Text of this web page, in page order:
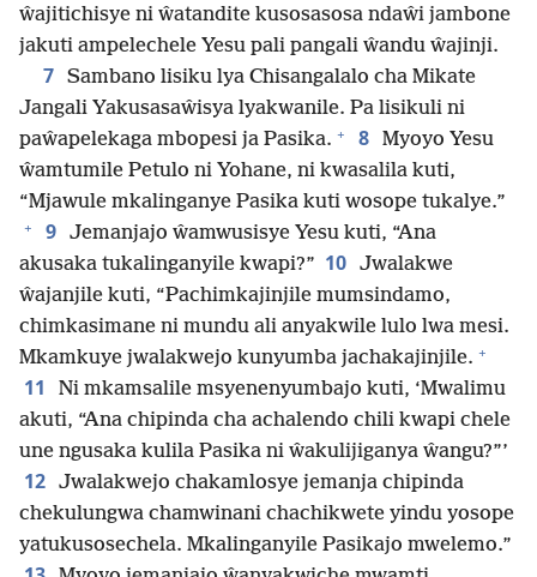
ŵajitichisye ni ŵatandite kusosasosa ndaŵi jambone
jakuti ampelechele Yesu pali pangali ŵandu ŵajinji.
7 Sambano lisiku lya Chisangalalo cha Mikate
Jangali Yakusasaŵisya lyakwanile. Pa lisikuli ni
paŵapelekaga mbopesi ja Pasika. + 8 Myoyo Yesu
ŵamtumile Petulo ni Yohane, ni kwasalila kuti,
“Mjawule mkalinganye Pasika kuti wosope tukalye.”
+ 9 Jemanjajo ŵamwusisye Yesu kuti, “Ana
akusaka tukalinganyile kwapi?” 10 Jwalakwe
ŵajanjile kuti, “Pachimkajinjile mumsindamo,
chimkasimane ni mundu ali anyakwile lulo lwa mesi.
Mkamkuye jwalakwejo kunyumba jachakajinjile. +
11
Ni mkamsalile msyenenyumbajo kuti, ‘Mwalimu
akuti, “Ana chipinda cha achalendo chili kwapi chele
une ngusaka kulila Pasika ni ŵakulijiganya ŵangu?”’
12 Jwalakwejo chakamlosye jemanja chipinda
chekulungwa chamwinani chachikwete yindu yosope
yatukusosechela. Mkalinganyile Pasikajo mwelemo.”